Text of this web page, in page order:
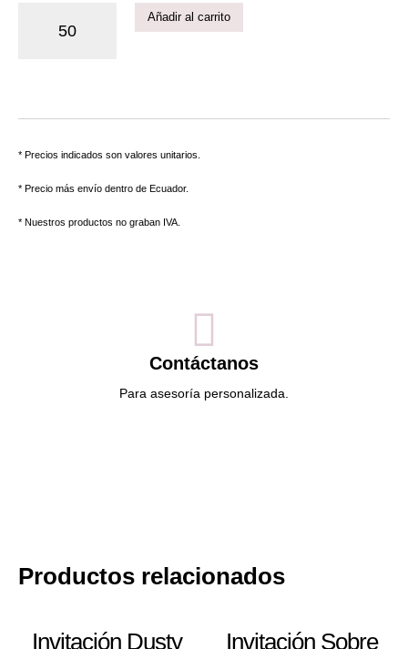
Añadir al carrito
* Precios indicados son valores unitarios.
* Precio más envío dentro de Ecuador.
* Nuestros productos no graban IVA.
Contáctanos
Para asesoría personalizada.
Productos relacionados
Invitación Dusty Invitación Sobre